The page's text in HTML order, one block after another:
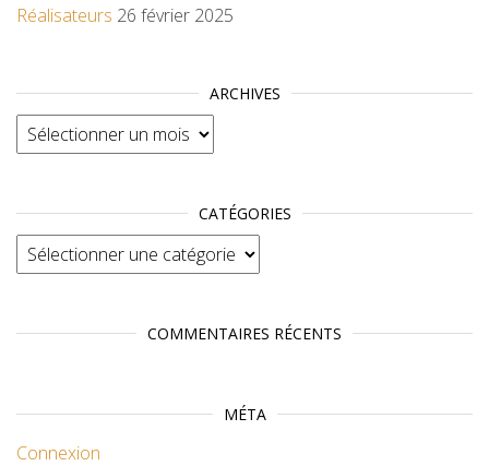
Réalisateurs 26 février 2025
ARCHIVES
Archives
CATÉGORIES
Catégories
COMMENTAIRES RÉCENTS
MÉTA
Connexion